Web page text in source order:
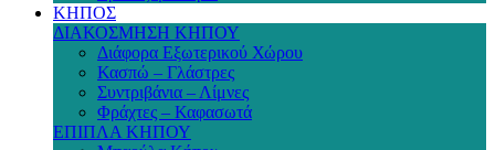
ΚΗΠΟΣ
ΔΙΑΚΟΣΜΗΣΗ ΚΗΠΟΥ
Διάφορα Εξωτερικού Χώρου
Κασπώ – Γλάστρες
Συντριβάνια – Λίμνες
Φράχτες – Καφασωτά
ΕΠΙΠΛΑ ΚΗΠΟΥ